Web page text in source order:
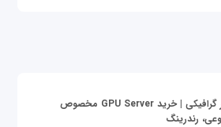
قیمت سرور گرافیکی | خرید GPU Server مخصوص
رندرینگ